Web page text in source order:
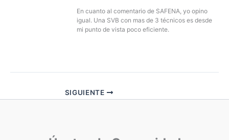
En cuanto al comentario de SAFENA, yo opino
igual. Una SVB con mas de 3 técnicos es desde
mi punto de vista poco eficiente.
SIGUIENTE